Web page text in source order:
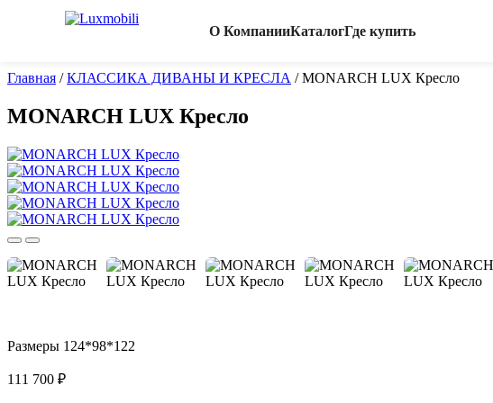
О КомпанииКаталогГде купить
Главная /КЛАССИКА ДИВАНЫ И КРЕСЛА /MONARCH LUX Кресло
MONARCH LUX Кресло
Размеры 124*98*122
111 700 ₽